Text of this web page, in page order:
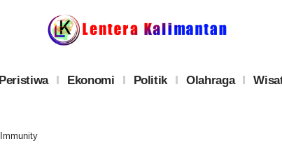
Ekonomi Politik Olahraga